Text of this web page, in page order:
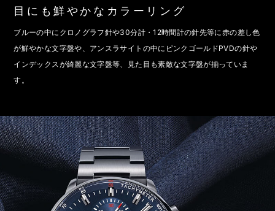
目にも鮮やかなカラーリング
ブルーの中にクロノグラフ針や30分計・12時間計の針先等に赤の差し色
が鮮やかな文字盤や、アンスラサイトの中にピンクゴールドPVDの針や
インデックスが綺麗な文字盤等、見た目も素敵な文字盤が揃っていま
す。